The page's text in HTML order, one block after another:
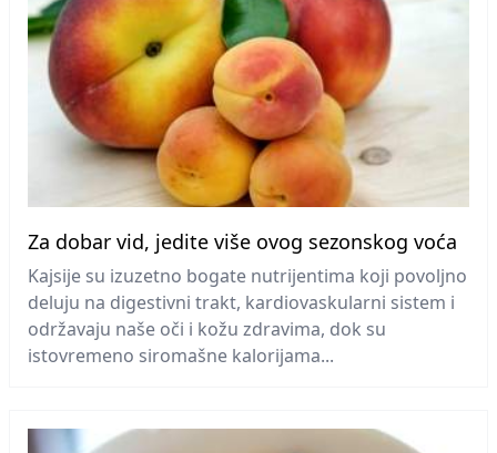
Za dobar vid, jedite više ovog sezonskog voća
Kajsije su izuzetno bogate nutrijentima koji povoljno
deluju na digestivni trakt, kardiovaskularni sistem i
održavaju naše oči i kožu zdravima, dok su
istovremeno siromašne kalorijama...